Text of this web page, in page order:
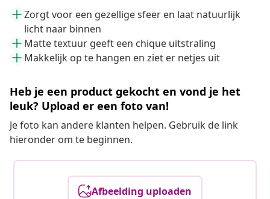
Zorgt voor een gezellige sfeer en laat natuurlijk
licht naar binnen
Matte textuur geeft een chique uitstraling
Makkelijk op te hangen en ziet er netjes uit
Heb je een product gekocht en vond je het
leuk? Upload er een foto van!
Je foto kan andere klanten helpen. Gebruik de link
hieronder om te beginnen.
Afbeelding uploaden